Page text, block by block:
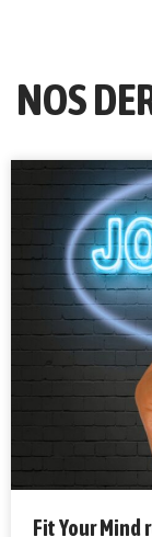
NOS
Fit Your Mind